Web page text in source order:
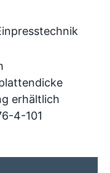
erhältlich
4-101